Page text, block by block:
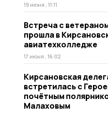
19 июня , 11:11
Встреча с
прошла в
авиатехколледже
17 июня , 16:02
Кирсановская
встретилась с
почётным
Малаховым